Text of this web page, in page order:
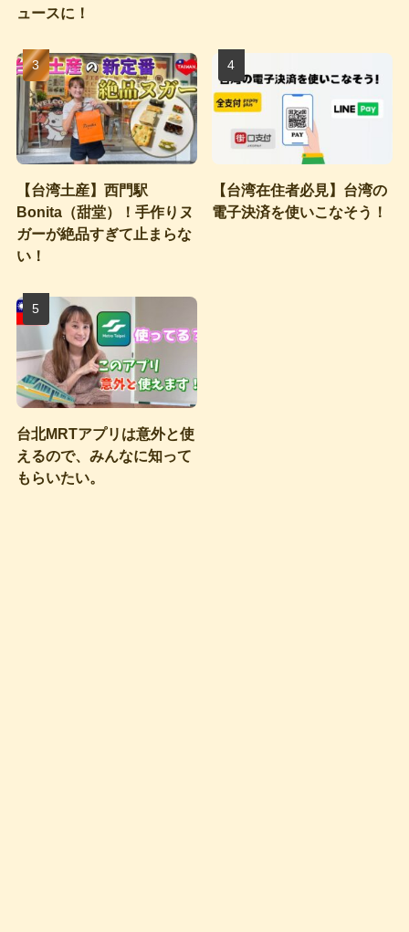
ュースに！
【台湾土産】西門駅
Bonita（甜堂）！手作りヌ
ガーが絶品すぎて止まらな
い！
【台湾在住者必見】台湾の
電子決済を使いこなそう！
台北MRTアプリは意外と使
えるので、みんなに知って
もらいたい。